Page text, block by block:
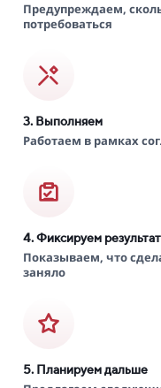
Предупреждаем,
потребоваться
3. Выполняем
Работаем в рамках
4. Фиксируем результат
Показываем, что
заняло
5. Планируем дальше